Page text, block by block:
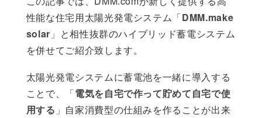
性能な住宅用太陽光発電システム「DMM.make
solar 」と相性抜群のハイブリッド蓄電システム
を併せてご紹介致します。
太陽光発電システムに蓄電池を一緒に導入する
ことで、「電気を自宅で作って貯めて自宅で使
用する 」自家消費型の仕組みを作ることが出来